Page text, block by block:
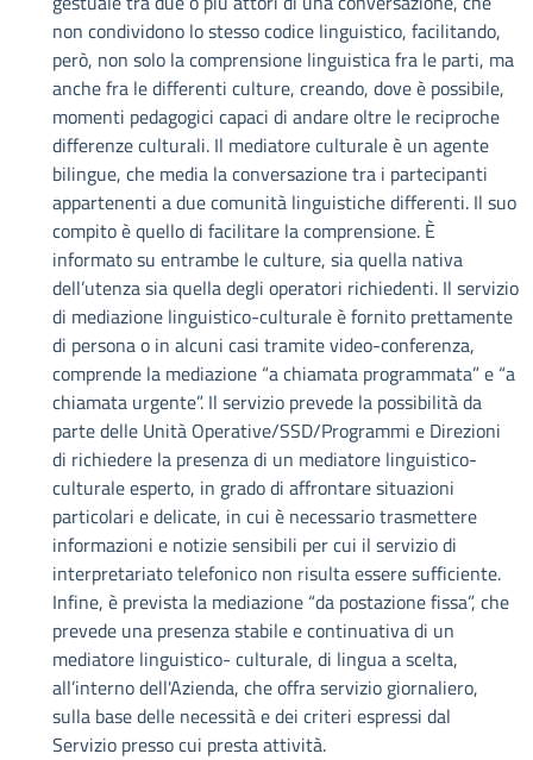
non condividono lo stesso codice linguistico, facilitando,
però, non solo la comprensione linguistica fra le parti, ma
anche fra le differenti culture, creando, dove è possibile,
momenti pedagogici capaci di andare oltre le reciproche
differenze culturali. Il mediatore culturale è un agente
bilingue, che media la conversazione tra i partecipanti
appartenenti a due comunità linguistiche differenti. Il suo
compito è quello di facilitare la comprensione. È
informato su entrambe le culture, sia quella nativa
dell’utenza sia quella degli operatori richiedenti. Il servizio
di mediazione linguistico-culturale è fornito prettamente
di persona o in alcuni casi tramite video-conferenza,
comprende la mediazione “a chiamata programmata” e “a
chiamata urgente”. Il servizio prevede la possibilità da
parte delle Unità Operative/SSD/Programmi e Direzioni
di richiedere la presenza di un mediatore linguistico-
culturale esperto, in grado di affrontare situazioni
particolari e delicate, in cui è necessario trasmettere
informazioni e notizie sensibili per cui il servizio di
interpretariato telefonico non risulta essere sufficiente.
Infine, è prevista la mediazione “da postazione fissa”, che
prevede una presenza stabile e continuativa di un
mediatore linguistico- culturale, di lingua a scelta,
all’interno dell'Azienda, che offra servizio giornaliero,
sulla base delle necessità e dei criteri espressi dal
Servizio presso cui presta attività.